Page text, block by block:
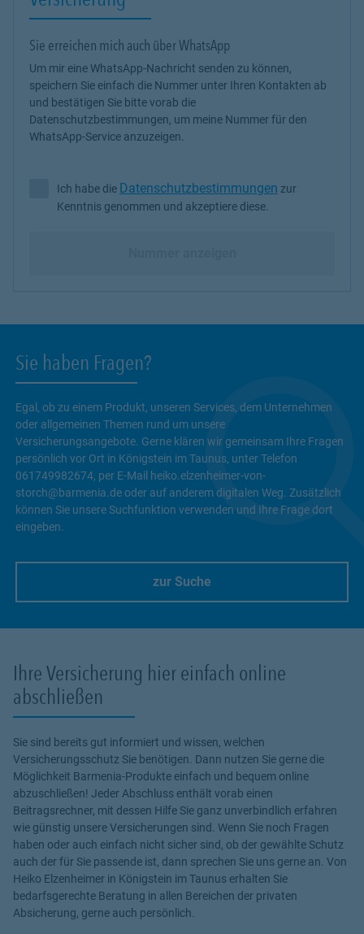
Sie erreichen mich auch über WhatsApp
Um mir eine WhatsApp-Nachricht senden zu können,
speichern Sie einfach die Nummer unter Ihren Kontakten ab
und bestätigen Sie bitte vorab die
Datenschutzbestimmungen, um meine Nummer für den
WhatsApp-Service anzuzeigen.
Ich habe die Datenschutzbestimmungen zur Kenntnis
Ich habe die Datenschutzbestimmungen zur
Kenntnis genommen und akzeptiere diese.
Sie haben Fragen?
Egal, ob zu einem Produkt, unseren Services, dem Unternehmen
oder allgemeinen Themen rund um unsere
Versicherungsangebote. Gerne klären wir gemeinsam Ihre Fragen
persönlich vor Ort in Königstein im Taunus, unter Telefon
061749982674, per E-Mail heiko.elzenheimer-von-
storch@barmenia.de oder auf anderem digitalen Weg. Zusätzlich
können Sie unsere Suchfunktion verwenden und Ihre Frage dort
eingeben.
zur Suche
Ihre Versicherung hier einfach online
abschließen
Sie sind bereits gut informiert und wissen, welchen
Versicherungsschutz Sie benötigen. Dann nutzen Sie gerne die
Möglichkeit Barmenia-Produkte einfach und bequem online
abzuschließen! Jeder Abschluss enthält vorab einen
Beitragsrechner, mit dessen Hilfe Sie ganz unverbindlich erfahren
wie günstig unsere Versicherungen sind. Wenn Sie noch Fragen
haben oder auch einfach nicht sicher sind, ob der gewählte Schutz
auch der für Sie passende ist, dann sprechen Sie uns gerne an. Von
Heiko Elzenheimer in Königstein im Taunus erhalten Sie
bedarfsgerechte Beratung in allen Bereichen der privaten
Absicherung, gerne auch persönlich.